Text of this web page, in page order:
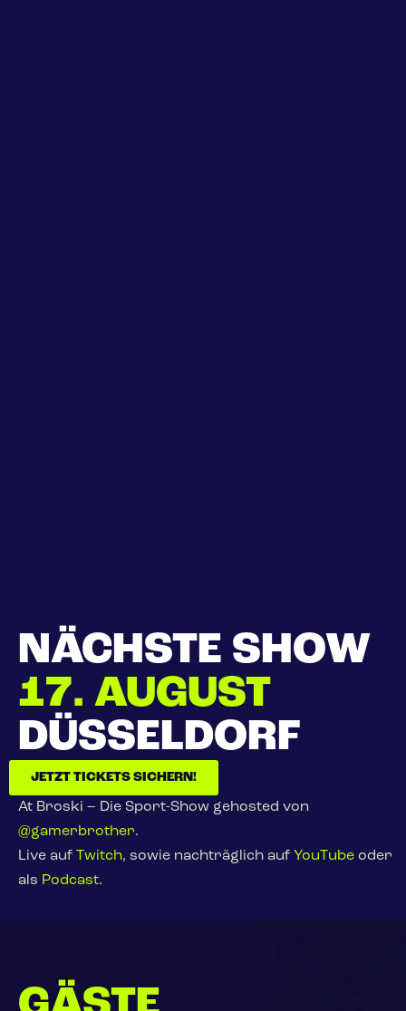
NÄCHSTE SHOW
17. AUGUST
DÜSSELDORF
JETZT TICKETS SICHERN!
At Broski – Die Sport-Show gehosted von
@gamerbrother.
Live auf Twitch, sowie nachträglich auf YouTube oder
als Podcast.